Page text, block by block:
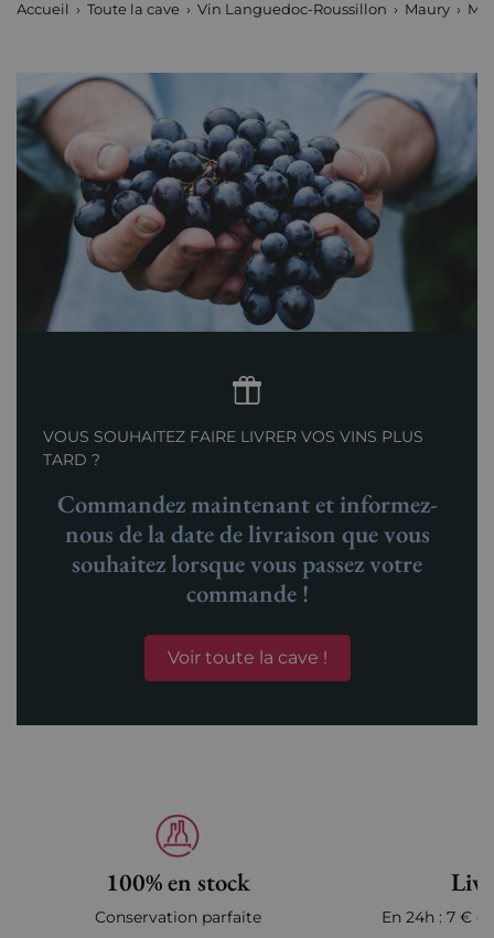
Accueil Toute la cave Vin Languedoc-Roussillon Maury
VOUS SOUHAITEZ FAIRE LIVRER VOS VINS PLUS
TARD ?
Commandez maintenant et informez-
nous de la date de livraison que vous
souhaitez lorsque vous passez votre
commande !
Voir toute la cave !
100% en stock
Conservation parfaite En 24h : 7 €